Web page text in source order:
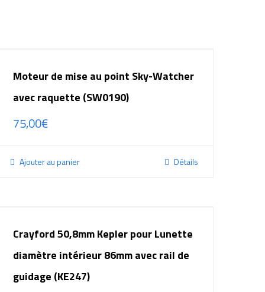
Moteur de mise au point Sky-Watcher
avec raquette (SW0190)
75,00€
Ajouter au panier Détails
Crayford 50,8mm Kepler pour Lunette
diamètre intérieur 86mm avec rail de
guidage (KE247)